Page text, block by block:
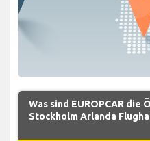
Was sind EUROPCAR
Stockholm Arlanda